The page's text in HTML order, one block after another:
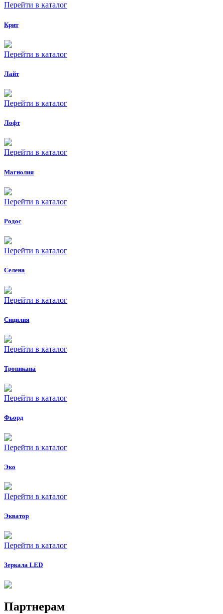
Перейти в каталог
Крит
Перейти в каталог
Лайт
Перейти в каталог
Лофт
Перейти в каталог
Магнолия
Перейти в каталог
Родос
Перейти в каталог
Селена
Перейти в каталог
Сицилия
Перейти в каталог
Тропикана
Перейти в каталог
Фьорд
Перейти в каталог
Эко
Перейти в каталог
Экватор
Перейти в каталог
Зеркала LED
Партнерам